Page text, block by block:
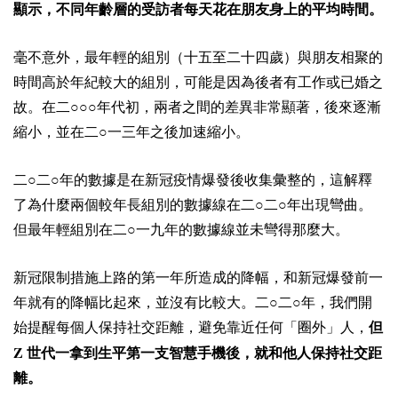
顯示，不同年齡層的受訪者每天花在朋友身上的平均時間。
毫不意外，最年輕的組別（十五至二十四歲）與朋友相聚的
時間高於年紀較大的組別，可能是因為後者有工作或已婚之
故。在二○○○年代初，兩者之間的差異非常顯著，後來逐漸
縮小，並在二○一三年之後加速縮小。
二○二○年的數據是在新冠疫情爆發後收集彙整的，這解釋
了為什麼兩個較年長組別的數據線在二○二○年出現彎曲。
但最年輕組別在二○一九年的數據線並未彎得那麼大。
新冠限制措施上路的第一年所造成的降幅，和新冠爆發前一
年就有的降幅比起來，並沒有比較大。二○二○年，我們開
始提醒每個人保持社交距離，避免靠近任何「圈外」人， 但
Z 世代一拿到生平第一支智慧手機後，就和他人保持社交距
離。